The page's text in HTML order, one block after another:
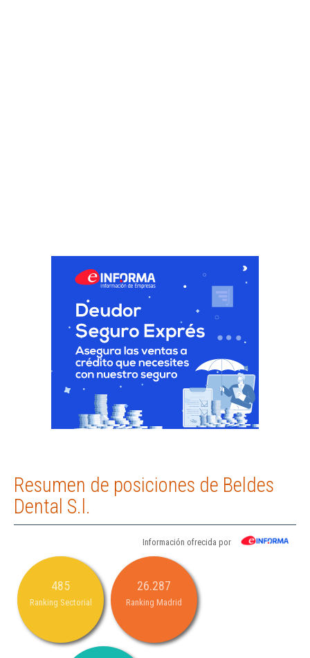
Resumen de posiciones de Beldes
Dental S.l.
Información ofrecida por
485
Ranking Sectorial
26.287
Ranking Madrid